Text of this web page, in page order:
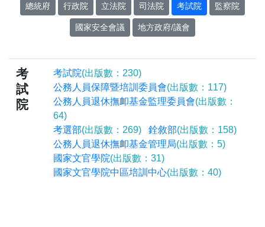
總統府 行政院 立法院 司法院 考試院 監察院
國家安全會議 地方政府/議會
考
試
院
考試院(出版數：230)
公務人員保障暨培訓委員會(出版數：117)
公務人員退休撫卹基金監理委員會(出版數：
64)
考選部(出版數：269) 銓敘部(出版數：158)
公務人員退休撫卹基金管理局(出版數：5)
國家文官學院(出版數：31)
國家文官學院中區培訓中心(出版數：40)